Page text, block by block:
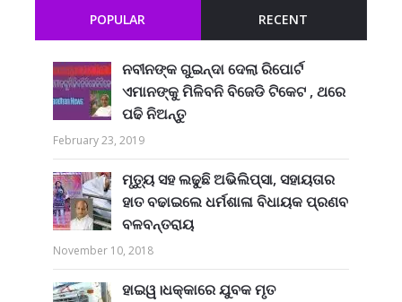
POPULAR RECENT
ନବୀନଙ୍କ ଗୁଇନ୍ଦା ଦେଲା ରିପୋର୍ଟ
ଏମାନଙ୍କୁ ମିଳିବନି ବିଜେଡି ଟିକେଟ , ଥରେ
ପଢି ନିଅନ୍ତୁ
February 23, 2019
ମୃତ୍ୟୁ ସହ ଲଢୁଛି ଅଭିଲିପ୍ସା, ସହାୟତାର
ହାତ ବଢାଇଲେ ଧର୍ମଶାଳା ବିଧାୟକ ପ୍ରଣବ
ବଳବନ୍ତରାୟ
November 10, 2018
ହାଇୱ।ଧକ୍କାରେ ଯୁବକ ମୃତ